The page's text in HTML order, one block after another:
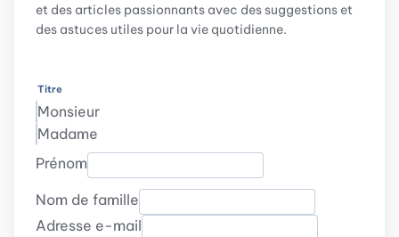
et des articles passionnants avec des suggestions et
des astuces utiles pour la vie quotidienne.
Titre
Monsieur
Madame
Prénom
Nom de famille
Adresse e-mail